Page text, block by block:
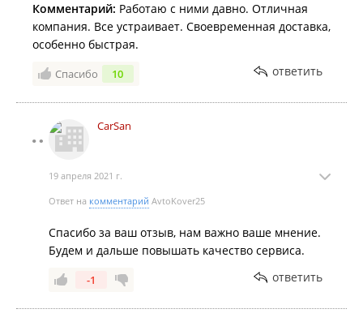
Комментарий: Работаю с ними давно. Отличная
компания. Все устраивает. Своевременная доставка,
особенно быстрая.
Спасибо 10 ответить
CarSan
19 апреля 2021 г.
Ответ на комментарий AvtoKover25
Спасибо за ваш отзыв, нам важно ваше мнение.
Будем и дальше повышать качество сервиса.
-1 ответить